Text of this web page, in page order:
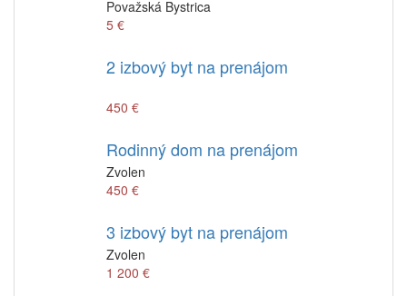
Považská Bystrica
5 €
2 izbový byt na prenájom
450 €
Rodinný dom na prenájom
Zvolen
450 €
3 izbový byt na prenájom
Zvolen
1 200 €